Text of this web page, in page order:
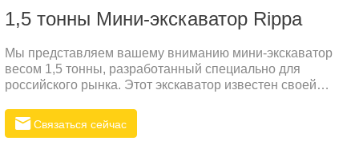
1,5 тонны Мини-экскаватор Rippa
Мы представляем вашему вниманию мини-экскаватор
весом 1,5 тонны, разработанный специально для
российского рынка. Этот экскаватор известен своей
качеством. Независимо от того, используется ли он на
строительных площадках, в ландшафтном дизайне или в
Связаться сейчас